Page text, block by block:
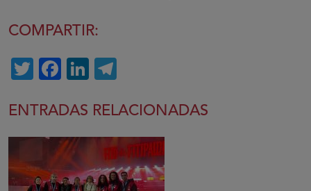
COMPARTIR:
TwitterFacebook
LinkedIn
ENTRADAS RELACIONADAS